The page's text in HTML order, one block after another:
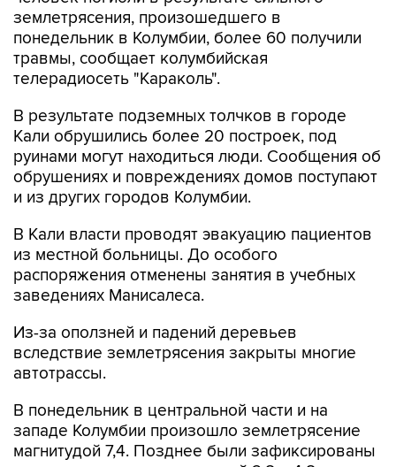
землетрясения, произошедшего в
понедельник в Колумбии, более 60 получили
травмы, сообщает колумбийская
телерадиосеть "Караколь".
В результате подземных толчков в городе
Кали обрушились более 20 построек, под
руинами могут находиться люди. Сообщения об
обрушениях и повреждениях домов поступают
и из других городов Колумбии.
В Кали власти проводят эвакуацию пациентов
из местной больницы. До особого
распоряжения отменены занятия в учебных
заведениях Манисалеса.
Из-за оползней и падений деревьев
вследствие землетрясения закрыты многие
автотрассы.
В понедельник в центральной части и на
западе Колумбии произошло землетрясение
магнитудой 7,4. Позднее были зафиксированы